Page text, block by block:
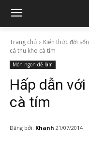
Trang chủ Kiến thức đời
cá thu kho cà tím
Món ngon dễ làm
Hấp dẫn
cà tím
Đăng bởi: Khanh 21/07/2014